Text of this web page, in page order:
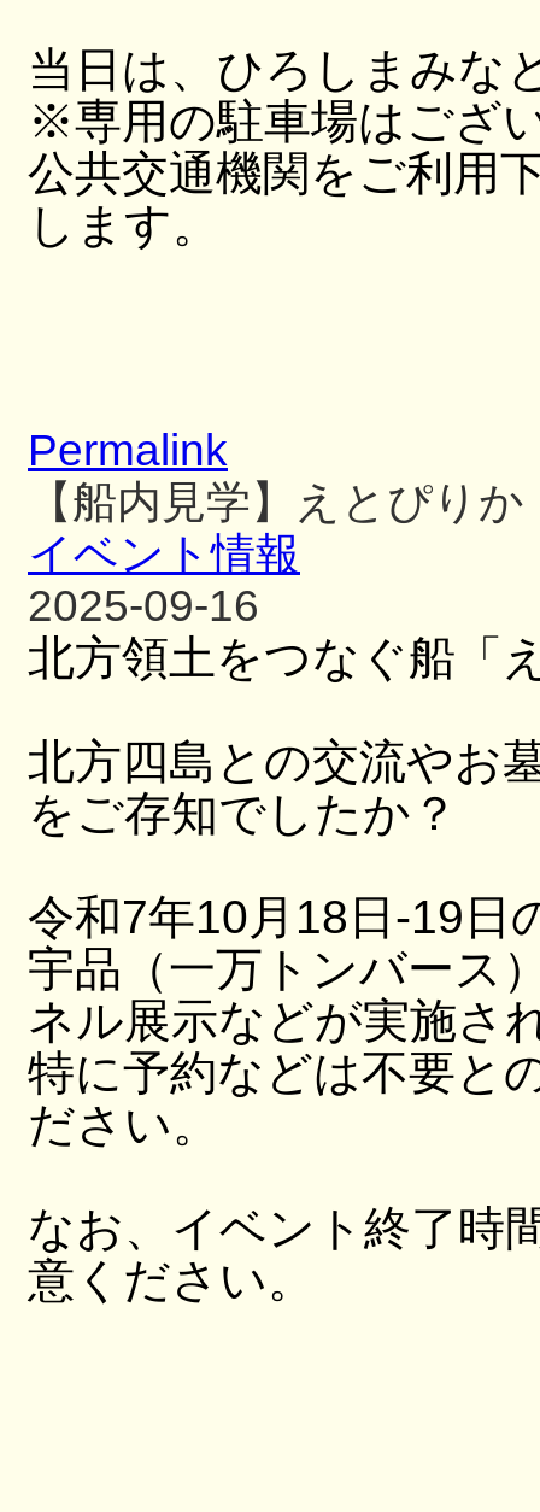
当日は、ひろしまみな
※専用の駐車場はござ
公共交通機関をご利用
します。
Permalink
【船内見学】えとぴりか
イベント情報
2025-09-16
北方領土をつなぐ船「
北方四島との交流やお
をご存知でしたか？
令和7年10月18日-19日
宇品（一万トンバース
ネル展示などが実施さ
特に予約などは不要と
ださい。
なお、イベント終了時
意ください。